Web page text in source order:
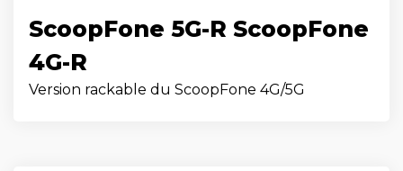
ScoopFone 5G-R ScoopFone
4G-R
Version rackable du ScoopFone 4G/5G